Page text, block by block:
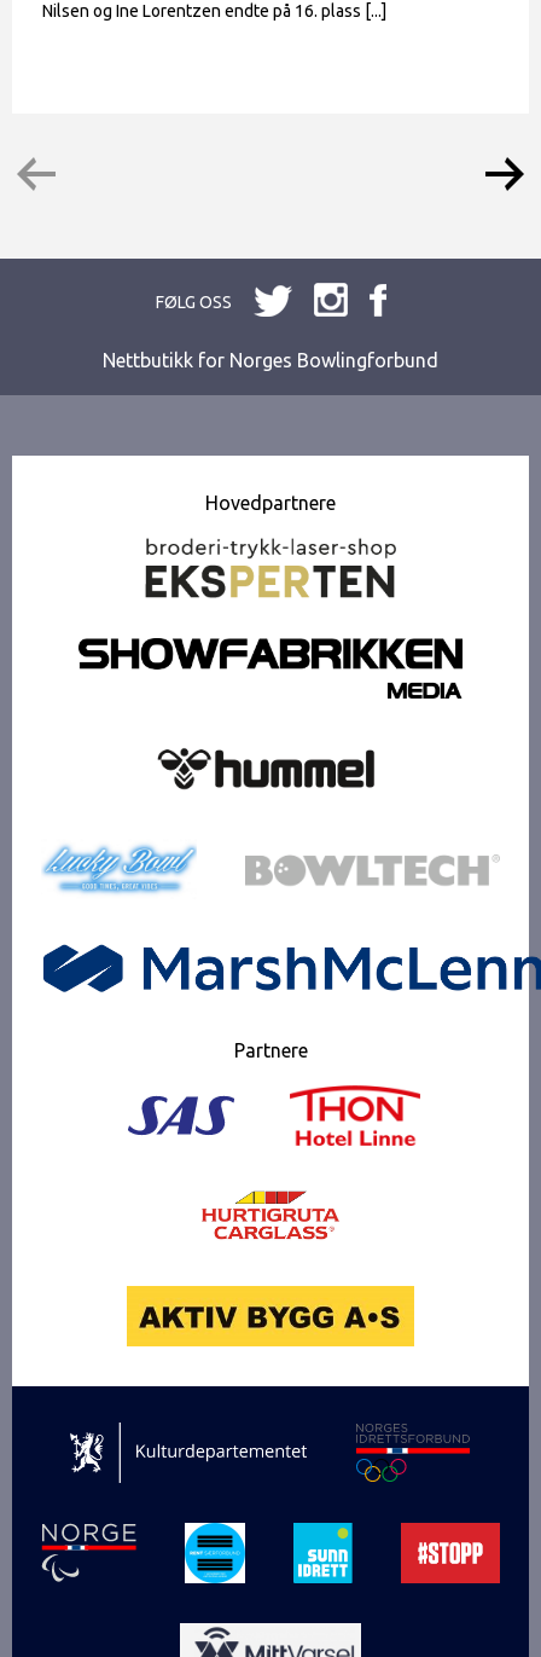
Nilsen og Ine Lorentzen endte på 16. plass [...]
FØLG OSS
Nettbutikk for Norges Bowlingforbund
Hovedpartnere
Partnere